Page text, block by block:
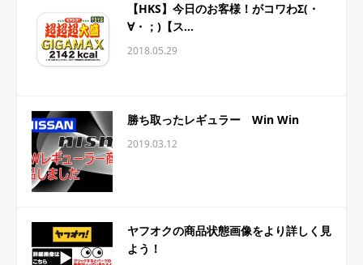
【HKS】今日のお客様！がコワわΣ(・
∀・；)【ス...
2018.05.29
勝ち取ったレギュラー Win Win
2019.03.12
ヤフオクの商品状態画像をより詳しく見
よう！